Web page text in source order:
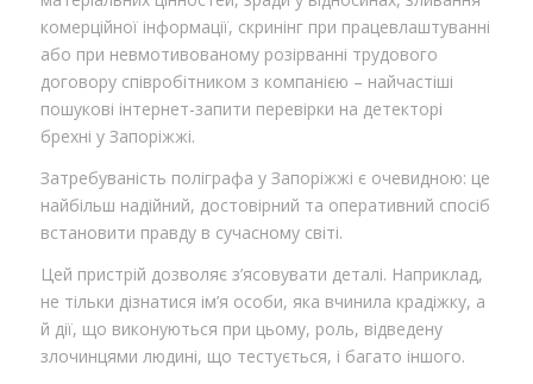
комерційної інформації, скринінг при працевлаштуванні
або при невмотивованому розірванні трудового
договору співробітником з компанією – найчастіші
пошукові інтернет-запити перевірки на детекторі
брехні у Запоріжжі.
Затребуваність поліграфа у Запоріжжі є очевидною: це
найбільш надійний, достовірний та оперативний спосіб
встановити правду в сучасному світі.
Цей пристрій дозволяє з’ясовувати деталі. Наприклад,
не тільки дізнатися ім’я особи, яка вчинила крадіжку, а
й дії, що виконуються при цьому, роль, відведену
злочинцями людині, що тестується, і багато іншого.